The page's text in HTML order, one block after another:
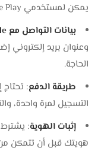
يمكن لمستخدمي Google Play التواصل معك من خلالهما.
بيانات التواصل مع Google
الحاجة.
طريقة الدفع:
التسجيل لمرة واحدة، والتي تبلغ 25
إثبات الهوية:
هويتك قبل أن تتمكن